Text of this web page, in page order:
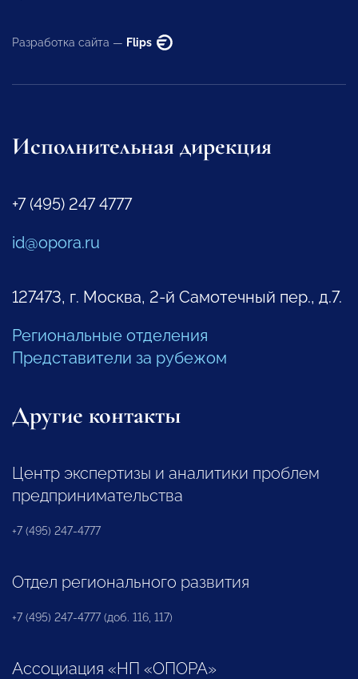
Разработка сайта — Flips
Исполнительная дирекция
+7 (495) 247 4777
id@opora.ru
127473, г. Москва, 2-й Самотечный пер., д.7.
Региональные отделения
Представители за рубежом
Другие контакты
Центр экспертизы и аналитики проблем
предпринимательства
+7 (495) 247-4777
Отдел регионального развития
+7 (495) 247-4777 (доб. 116, 117)
Ассоциация «НП «ОПОРА»